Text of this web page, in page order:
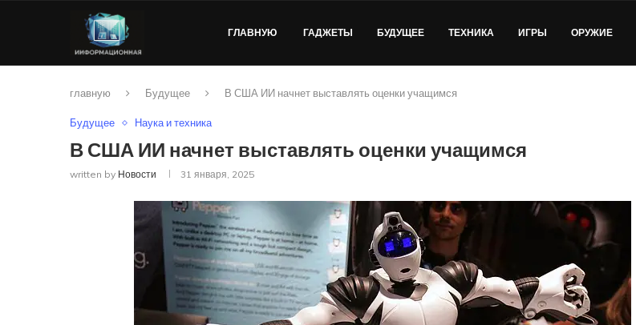
ГЛАВНУЮ ГАДЖЕТЫ БУДУЩЕЕ ТЕХНИКА ИГРЫ ОРУЖИЕ
главную Будущее В США ИИ начнет выставлять оценки учащимся
Будущее Наука и техника
В США ИИ начнет выставлять оценки учащимся
written by Новости 31 января, 2025